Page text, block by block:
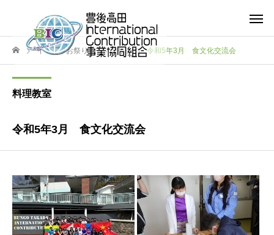
イベントお祭り 料理教室 令和5年3月 食文化交流会
料理教室
令和5年3月 食文化交流会